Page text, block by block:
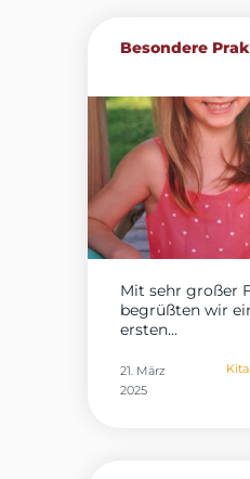
Besondere
Mit sehr großer
begrüßten wir
ersten...
21. März
2025